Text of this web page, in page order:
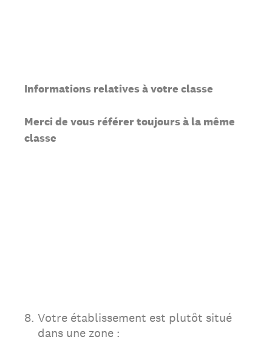
Informations relatives à votre classe
Merci de vous référer toujours à la même
classe
8. Votre établissement est plutôt situé
dans une zone :